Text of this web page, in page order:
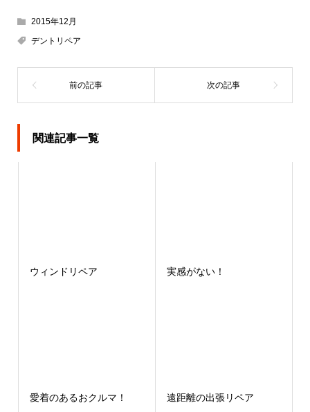
2015年12月
デントリペア
関連記事一覧
ウィンドリペア 実感がない！
愛着のあるおクルマ！ 遠距離の出張リペア